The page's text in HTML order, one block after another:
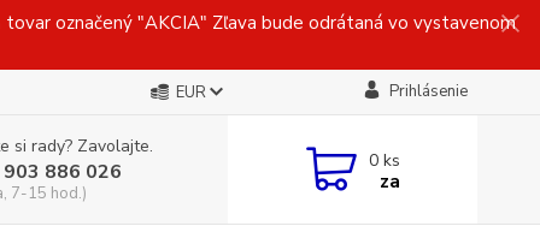
označený "AKCIA" Zľava bude odrátaná vo vystavenom
EUR Prihlásenie
si rady? Zavolajte.
886 026
7-15 hod.)
0 ks
za